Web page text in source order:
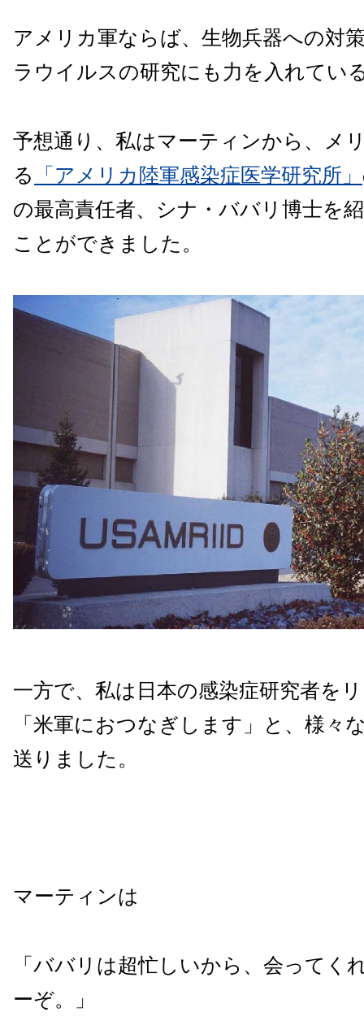
アメリカ軍ならば、生物兵器への対
ラウイルスの研究にも力を入れてい
予想通り、私はマーティンから、メ
る
「アメリカ陸軍感染症医学研究所」
の最高責任者、シナ・ババリ博士を
ことができました。
一方で、私は日本の感染症研究者を
「米軍におつなぎします」と、様々
送りました。
マーティンは
「ババリは超忙しいから、会ってく
ーぞ。」